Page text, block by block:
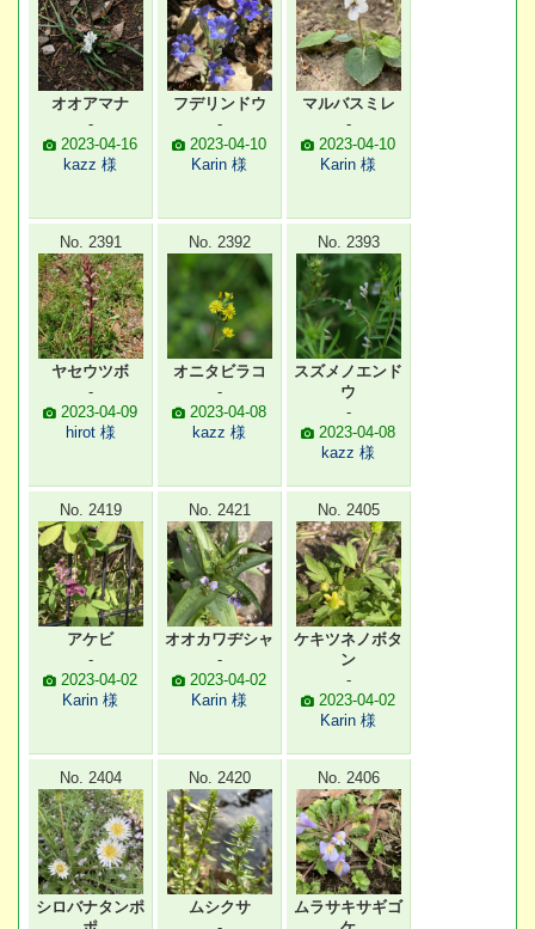
オオアマナ
-
2023-04-16
kazz 様
フデリンドウ
-
2023-04-10
Karin 様
マルバスミレ
-
2023-04-10
Karin 様
No. 2391
ヤセウツボ
-
2023-04-09
hirot 様
No. 2392
オニタビラコ
-
2023-04-08
kazz 様
No. 2393
スズメノエンド
ウ
-
2023-04-08
kazz 様
No. 2419
アケビ
-
2023-04-02
Karin 様
No. 2421
オオカワヂシャ
-
2023-04-02
Karin 様
No. 2405
ケキツネノボタ
ン
-
2023-04-02
Karin 様
No. 2404
シロバナタンポ
No. 2420
ムシクサ
No. 2406
ムラサキサギゴ